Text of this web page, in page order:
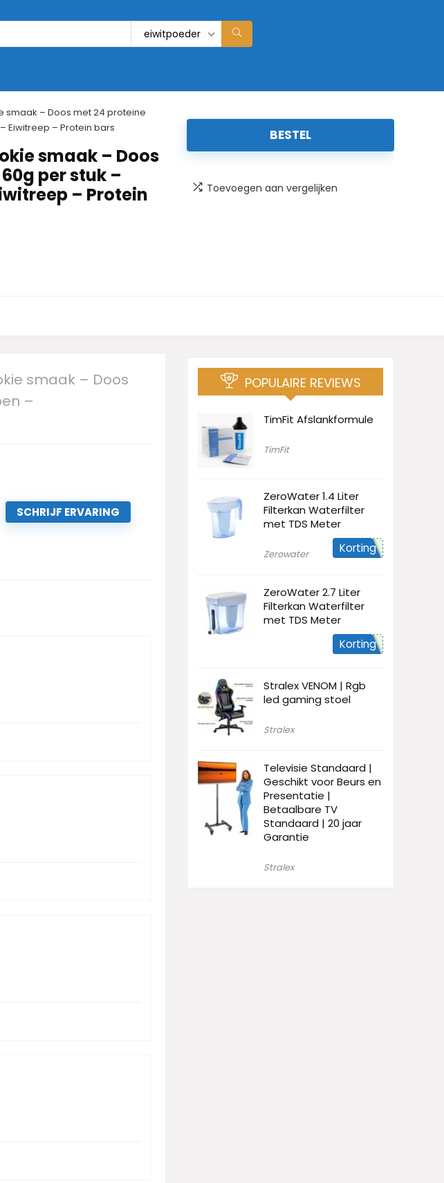
eiwitpoeder
smaak – Doos met 24 proteine
Eiwitreep – Protein bars
smaak – Doos
per stuk –
– Protein
BESTEL
Toevoegen aan vergelijken
smaak – Doos
–
SCHRIJF ERVARING
POPULAIRE REVIEWS
TimFit Afslankformule
TimFit
ZeroWater 1.4 Liter
Filterkan Waterfilter
met TDS Meter
Zerowater Korting
ZeroWater 2.7 Liter
Filterkan Waterfilter
met TDS Meter
Korting
Stralex VENOM | Rgb
led gaming stoel
Stralex
Televisie Standaard |
Geschikt voor Beurs en
Presentatie |
Betaalbare TV
Standaard | 20 jaar
Garantie
Stralex